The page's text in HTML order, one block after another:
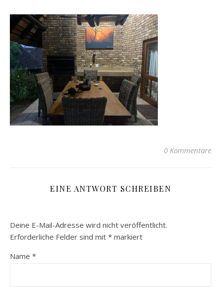
0 Kommentare
EINE ANTWORT SCHREIBEN
Deine E-Mail-Adresse wird nicht veröffentlicht.
Erforderliche Felder sind mit * markiert
Name *